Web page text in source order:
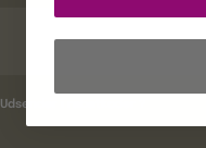
RABATKODER
Udsender i rabatkoder ?